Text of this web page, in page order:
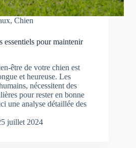
, Chien
essentiels pour maintenir
être de votre chien est
et heureuse. Les
nécessitent des
pour rester en bonne
une analyse détaillée des
juillet 2024